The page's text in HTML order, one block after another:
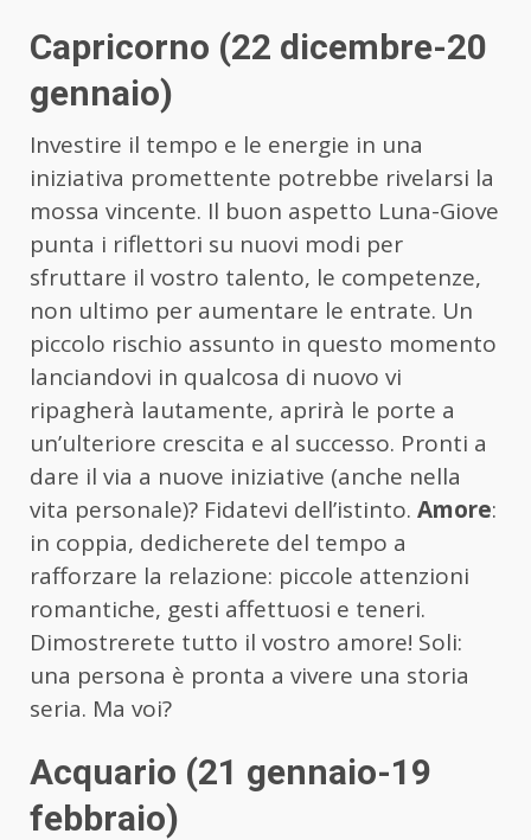
Capricorno (22 dicembre-20
gennaio)
Investire il tempo e le energie in una
iniziativa promettente potrebbe rivelarsi la
mossa vincente. Il buon aspetto Luna-Giove
punta i riflettori su nuovi modi per
sfruttare il vostro talento, le competenze,
non ultimo per aumentare le entrate. Un
piccolo rischio assunto in questo momento
lanciandovi in qualcosa di nuovo vi
ripagherà lautamente, aprirà le porte a
un’ulteriore crescita e al successo. Pronti a
dare il via a nuove iniziative (anche nella
vita personale)? Fidatevi dell’istinto. Amore:
in coppia, dedicherete del tempo a
rafforzare la relazione: piccole attenzioni
romantiche, gesti affettuosi e teneri.
Dimostrerete tutto il vostro amore! Soli:
una persona è pronta a vivere una storia
seria. Ma voi?
Acquario (21 gennaio-19
febbraio)